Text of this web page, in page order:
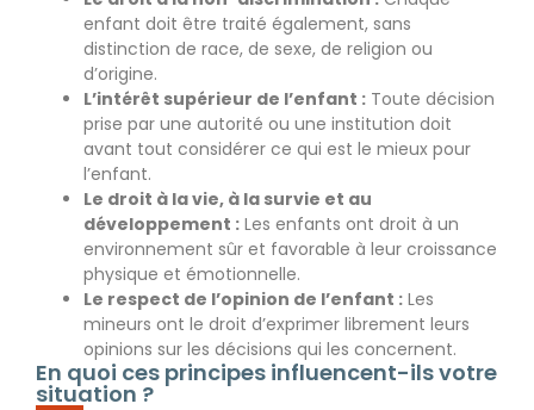
enfant doit être traité également, sans
distinction de race, de sexe, de religion ou
d’origine.
L’intérêt supérieur de l’enfant : Toute décision
prise par une autorité ou une institution doit
avant tout considérer ce qui est le mieux pour
l’enfant.
Le droit à la vie, à la survie et au
développement : Les enfants ont droit à un
environnement sûr et favorable à leur croissance
physique et émotionnelle.
Le respect de l’opinion de l’enfant : Les
mineurs ont le droit d’exprimer librement leurs
opinions sur les décisions qui les concernent.
En quoi ces principes influencent-ils votre
situation ?